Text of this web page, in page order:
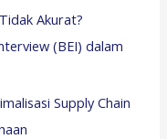
Akurat?
(BEI) dalam
Supply Chain